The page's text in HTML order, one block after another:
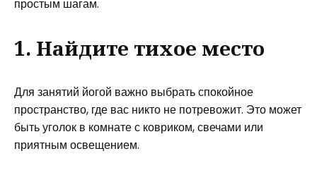
простым шагам.
1. Найдите тихое место
Для занятий йогой важно выбрать спокойное
пространство, где вас никто не потревожит. Это может
быть уголок в комнате с ковриком, свечами или
приятным освещением.